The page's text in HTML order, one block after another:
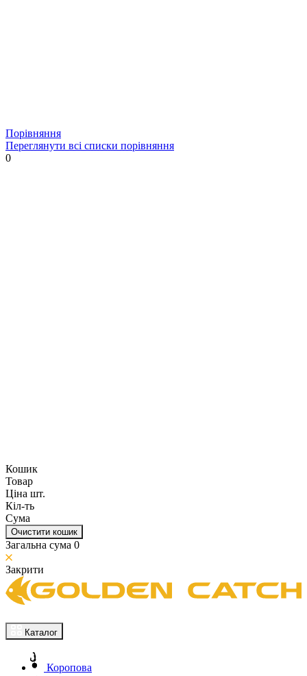
Порівняння
Переглянути всі списки порівняння
0
Кошик
Товар
Ціна шт.
Кіл-ть
Сума
Очистити кошик
Загальна сума 0
Закрити
Каталог
Коропова